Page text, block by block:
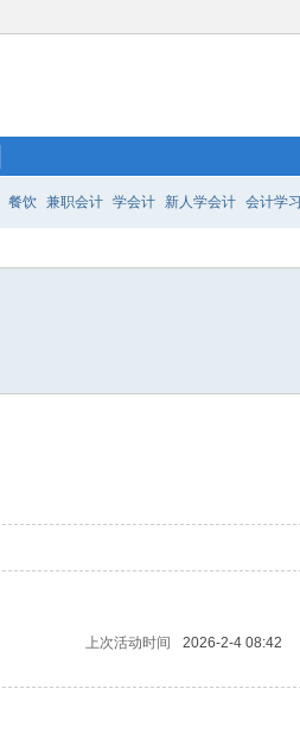
餐饮 兼职会计 学会计 新人学会计 会计学习
上次活动时间
2026-2-4 08:42